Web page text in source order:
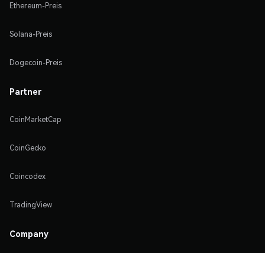
Ethereum-Preis
Solana-Preis
Dogecoin-Preis
Partner
CoinMarketCap
CoinGecko
Coincodex
TradingView
Company